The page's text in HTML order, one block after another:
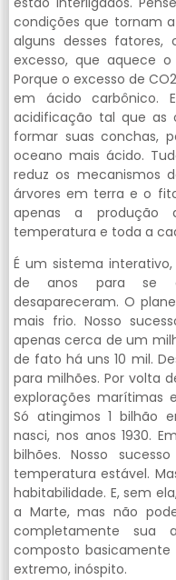
condições que tornam
alguns desses
excesso, que aquece
Porque o excesso de
em ácido carbônico.
acidificação tal que as
formar suas conchas,
oceano mais ácido.
reduz os mecanismos
árvores em terra e o
apenas a produção
temperatura e toda a
É um sistema
de anos para se
desapareceram. O
mais frio. Nosso
apenas cerca de um
de fato há uns 10 mil.
para milhões. Por volta
explorações marítimas
Só atingimos 1 bilhão
nasci, nos anos 1930.
bilhões. Nosso
temperatura estável.
habitabilidade. E, sem
a Marte, mas não
completamente
composto
extremo, inóspito.